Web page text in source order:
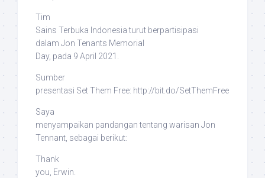
Tim
Sains Terbuka Indonesia turut berpartisipasi
dalam Jon Tenants Memorial
Day, pada 9 April 2021.
Sumber
presentasi Set Them Free: http://bit.do/SetThemFree
Saya
menyampaikan pandangan tentang warisan Jon
Tennant, sebagai berikut:
Thank
you, Erwin.